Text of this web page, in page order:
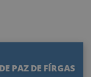
PAZ DE FÍRGAS